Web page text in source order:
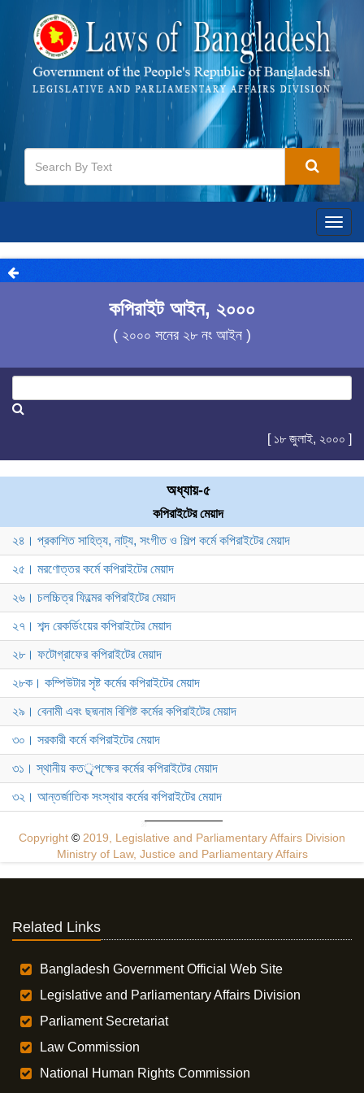
কপিরাইট আইন, ২০০০
( ২০০০ সনের ২৮ নং আইন )
[ ১৮ জুলাই, ২০০০ ]
অধ্যায়-৫
কপিরাইটের মেয়াদ
২৪। প্রকাশিত সাহিত্য, নাট্য, সংগীত ও শিল্প কর্মে কপিরাইটের মেয়াদ
২৫। মরণোত্তর কর্মে কপিরাইটের মেয়াদ
২৬। চলচ্চিত্র ফিল্মের কপিরাইটের মেয়াদ
২৭। শব্দ রেকর্ডিংয়ের কপিরাইটের মেয়াদ
২৮। ফটোগ্রাফের কপিরাইটের মেয়াদ
২৮ক। কম্পিউটার সৃষ্ট কর্মের কপিরাইটের মেয়াদ
২৯। বেনামী এবং ছদ্মনাম বিশিষ্ট কর্মের কপিরাইটের মেয়াদ
৩০। সরকারী কর্মে কপিরাইটের মেয়াদ
৩১। স্থানীয় কতর্ৃপক্ষের কর্মের কপিরাইটের মেয়াদ
৩২। আন্তর্জাতিক সংস্থার কর্মের কপিরাইটের মেয়াদ
Copyright © 2019, Legislative and Parliamentary Affairs Division
Ministry of Law, Justice and Parliamentary Affairs
Related Links
Bangladesh Government Official Web Site
Legislative and Parliamentary Affairs Division
Parliament Secretariat
Law Commission
National Human Rights Commission